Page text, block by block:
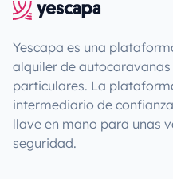
Yescapa es una
alquiler de
particulares. La
intermediario de
llave en mano para unas
seguridad.